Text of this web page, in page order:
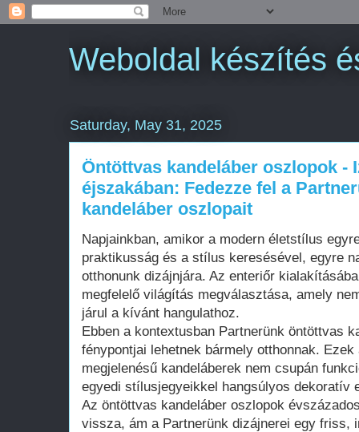
Weboldal készítés
Saturday, May 31, 2025
Öntöttvas kandeláber oszlopok -
éjszakában: Fedezze fel a
kandeláber oszlopait
Napjainkban, amikor a modern életstílus
praktikusság és a stílus keresésével, egyre
otthonunk dizájnjára. Az enteriőr
megfelelő világítás megválasztása, amely
járul a kívánt hangulathoz.
Ebben a kontextusban Partnerünk öntöttvas
fénypontjai lehetnek bármely otthonnak.
megjelenésű kandeláberek nem csupán
egyedi stílusjegyeikkel hangsúlyos dekoratív
Az öntöttvas kandeláber oszlopok
vissza, ám a Partnerünk dizájnerei egy friss,